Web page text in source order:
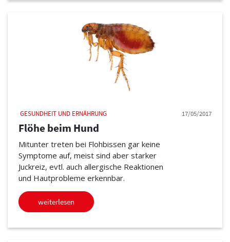
GESUNDHEIT UND ERNÄHRUNG 17/05/2017
Flöhe beim Hund
Mitunter treten bei Flohbissen gar keine
Symptome auf, meist sind aber starker
Juckreiz, evtl. auch allergische Reaktionen
und Hautprobleme erkennbar.
weiterlesen